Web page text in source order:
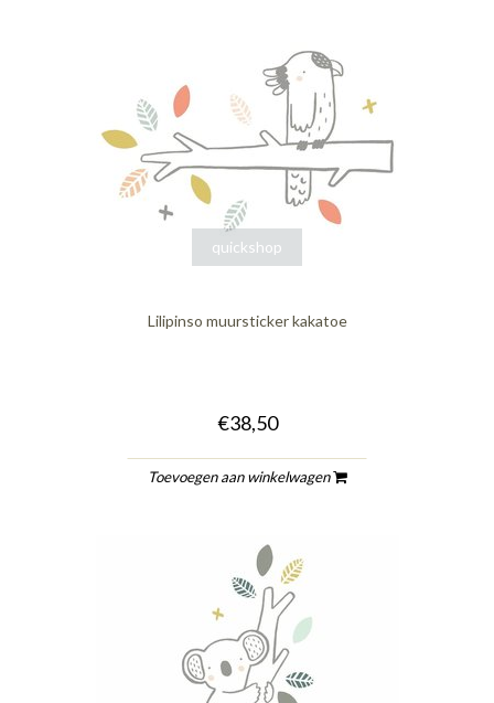
quickshop
Lilipinso muursticker kakatoe
€38,50
Toevoegen aan winkelwagen